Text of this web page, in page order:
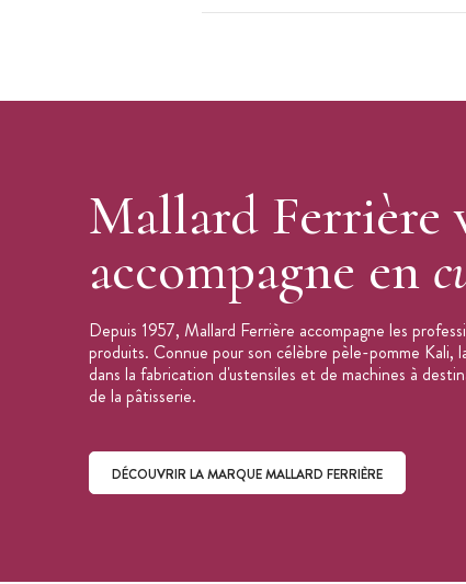
Mallard Ferrière
accompagne en
Depuis 1957, Mallard Ferrière accompagne les
produits. Connue pour son célèbre pèle-pomme Kali,
dans la fabrication d'ustensiles et de machines à
de la pâtisserie.
DÉCOUVRIR LA MARQUE MALLARD FERRIÈRE